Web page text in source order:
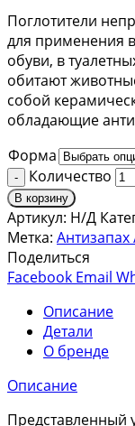
Поглотители
для применения
обуви, в
обитают
собой
обладающие
Форма
Количество
В корзину
Артикул: Н/Д
Метка: Антизапах
Поделиться
Facebook Email
Описание
Детали
О бренде
Описание
Представленный